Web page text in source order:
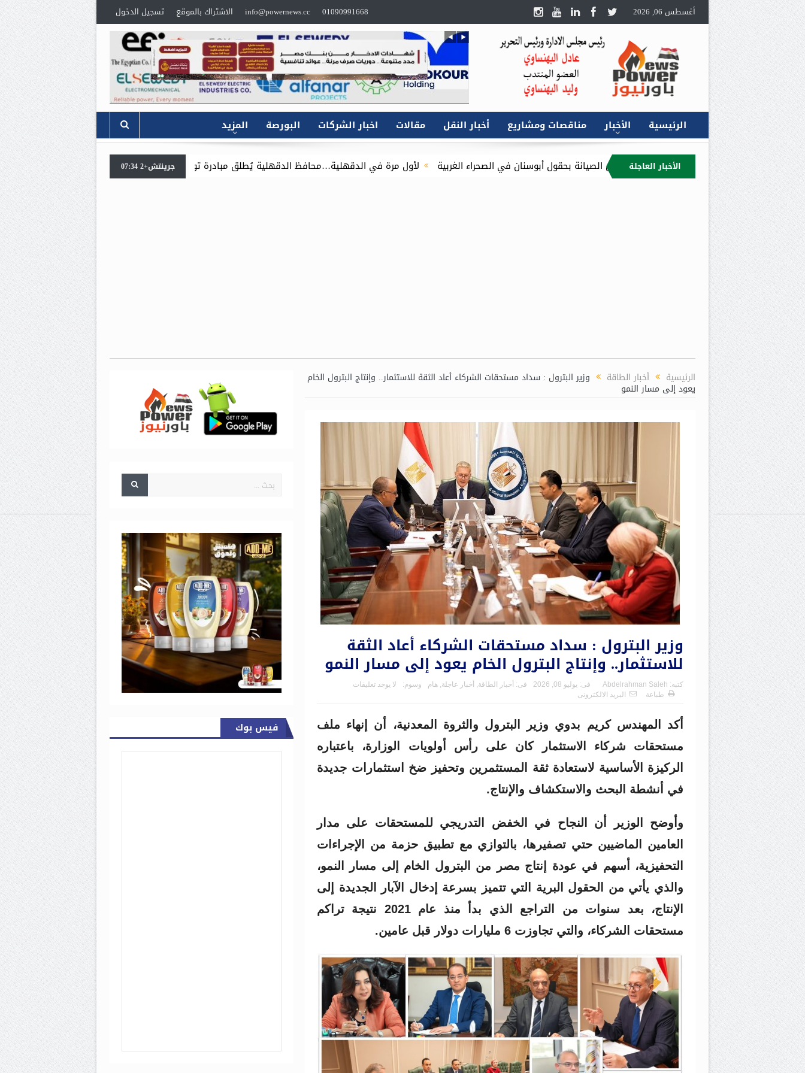
أغسطس 06, 2026 01090991668
info@powernews.cc الاشتراك بالموقع تسجيل الدخول
الرئيسية الأخبار مناقصات ومشاريع أخبار النقل مقالات اخبار الشركات البورصة المزيد
الأخبار العاجلة
و”بترومنت” يتفقدان أعمال الصيانة بحقول أبوسنان في الصحراء الغربية
لأول مرة في الدقهلية…محافظ الدقهلية يُطلق مبادرة توصيل أسطوانات البوتاجاز للمنازل عبر الخط الساخن (19492) بالتعاون مع شركة بوتاجاسكو
العربي للطاقة من إجراء الفحص النافي للجهالة
جرينتش+2 07:34
الرئيسية أخبار الطاقة وزير البترول : سداد مستحقات الشركاء أعاد الثقة للاستثمار.. وإنتاج البترول الخام
يعود إلى مسار النمو
وزير البترول : سداد مستحقات الشركاء أعاد الثقة
للاستثمار.. وإنتاج البترول الخام يعود إلى مسار النمو
كتبه: Abdelrahman Saleh فى: يوليو 08, 2026 فى: أخبار الطاقة أخبار عاجلة هام وسوم:
لا يوجد تعليقات
طباعة
البريد الالكترونى
أكد المهندس كريم بدوي وزير البترول والثروة المعدنية، أن إنهاء ملف
مستحقات شركاء الاستثمار كان على رأس أولويات الوزارة، باعتباره
الركيزة الأساسية لاستعادة ثقة المستثمرين وتحفيز ضخ استثمارات جديدة
في أنشطة البحث والاستكشاف والإنتاج.
وأوضح الوزير أن النجاح في الخفض التدريجي للمستحقات على مدار
العامين الماضيين حتي تصفيرها، بالتوازي مع تطبيق حزمة من الإجراءات
التحفيزية، أسهم في عودة إنتاج مصر من البترول الخام إلى مسار النمو،
والذي يأتي من الحقول البرية التي تتميز بسرعة إدخال الآبار الجديدة إلى
الإنتاج، بعد سنوات من التراجع الذي بدأ منذ عام 2021 نتيجة تراكم
مستحقات الشركاء، والتي تجاوزت 6 مليارات دولار قبل عامين.
فيس بوك